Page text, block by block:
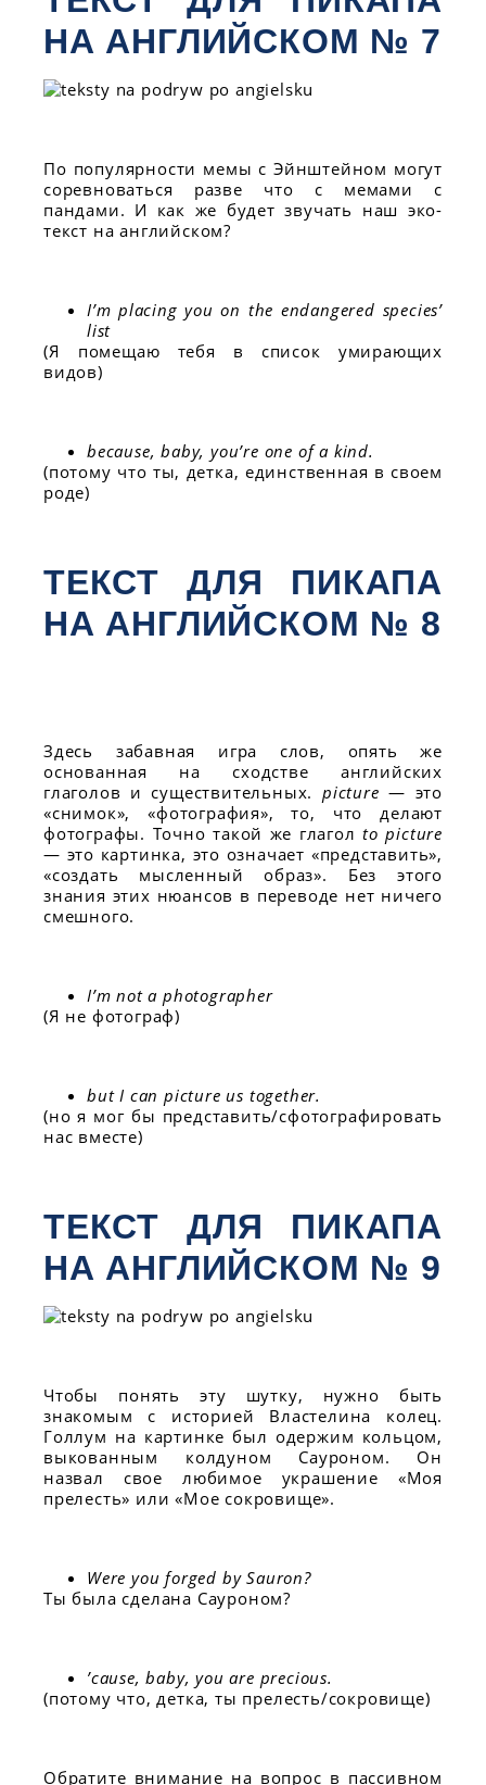
НА АНГЛИЙСКОМ № 7
По популярности мемы с Эйнштейном могут
соревноваться разве что с мемами с
пандами. И как же будет звучать наш эко-
текст на английском?
I’m placing you on the endangered species’
list
(Я помещаю тебя в список умирающих
видов)
because, baby, you’re one of a kind.
(потому что ты, детка, единственная в своем
роде)
ТЕКСТ ДЛЯ ПИКАПА
НА АНГЛИЙСКОМ № 8
Здесь забавная игра слов, опять же
основанная на сходстве английских
глаголов и существительных. picture — это
«снимок», «фотография», то, что делают
фотографы. Точно такой же глаголto picture
— это картинка, это означает «представить»,
«создать мысленный образ». Без этого
знания этих нюансов в переводе нет ничего
смешного.
I’m not a photographer
(Я не фотограф)
but I can picture us together.
(но я мог бы представить/сфотографировать
нас вместе)
ТЕКСТ ДЛЯ ПИКАПА
НА АНГЛИЙСКОМ № 9
Чтобы понять эту шутку, нужно быть
знакомым с историей Властелина колец.
Голлум на картинке был одержим кольцом,
выкованным колдуном Сауроном. Он
назвал свое любимое украшение «Моя
прелесть» или «Мое сокровище».
Were you forged by Sauron?
Ты была сделана Сауроном?
’cause, baby, you are precious.
(потому что, детка, ты прелесть/сокровище)
Обратите внимание на вопрос в пассивном